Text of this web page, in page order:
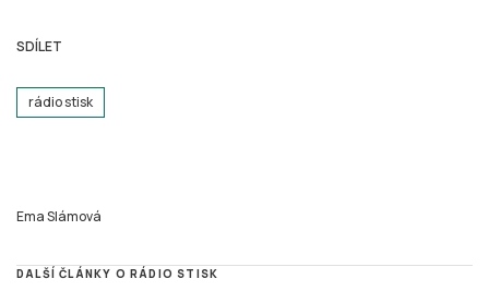
SDÍLET
rádio stisk
Ema Slámová
DALŠÍ ČLÁNKY O RÁDIO STISK